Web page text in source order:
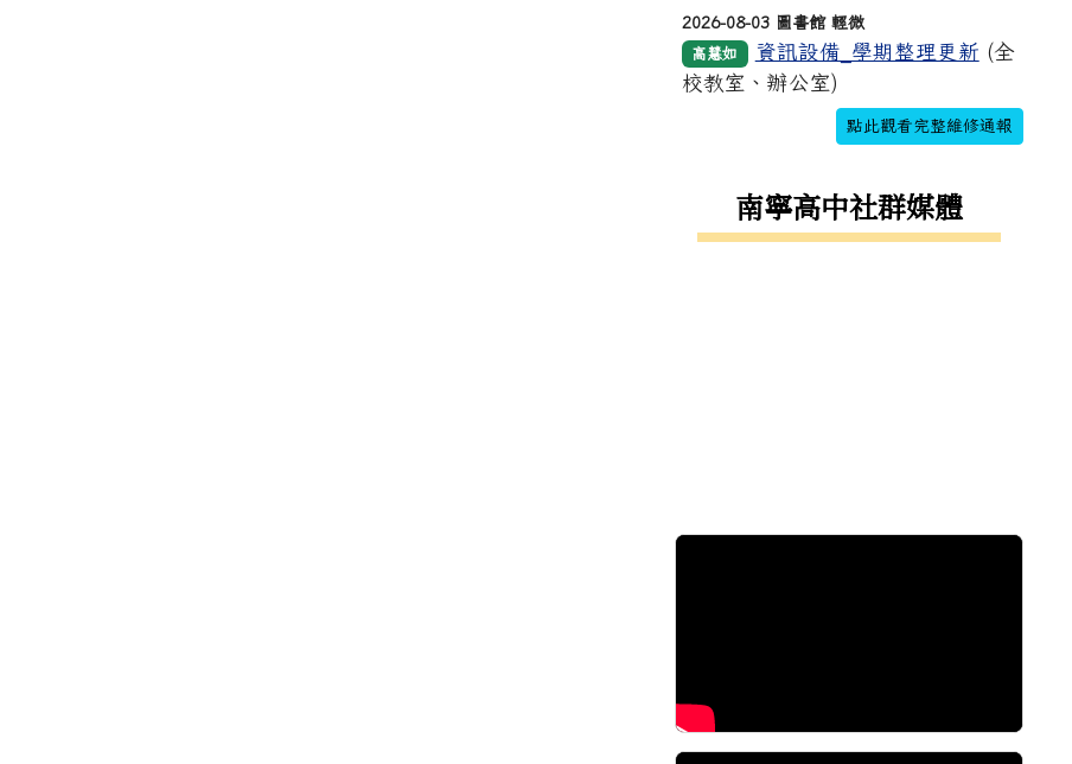
2026-08-03 圖書館 輕微
高慧如
資訊設備_學期整理更新 (全
校教室、辦公室)
點此觀看完整維修通報
南寧高中社群媒體